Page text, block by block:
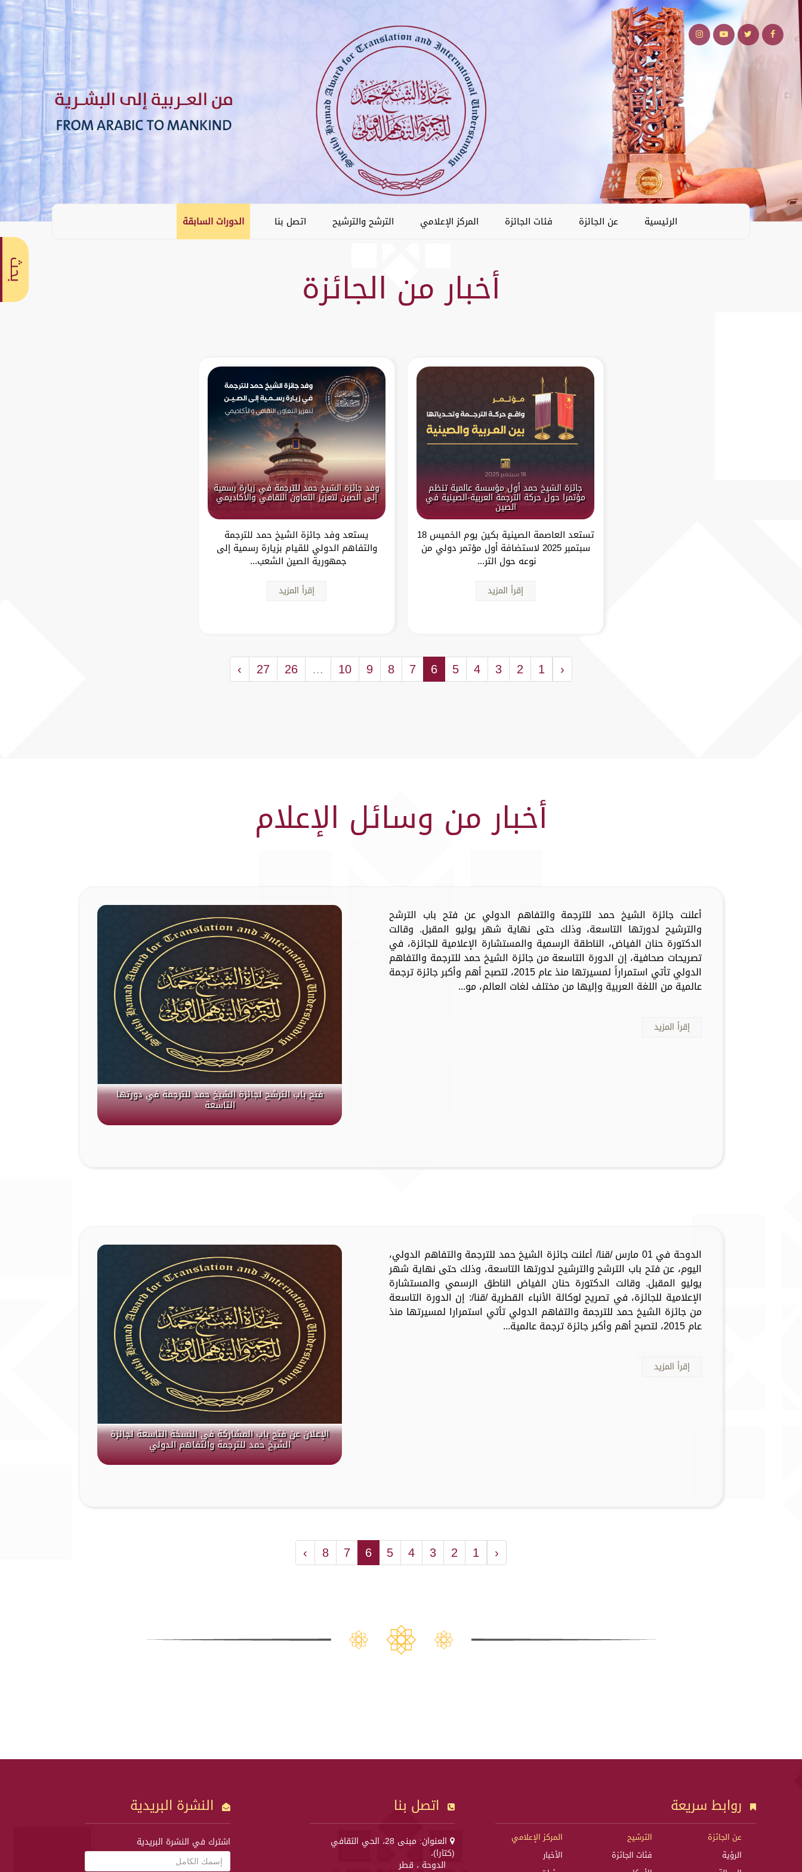
الرئيسية عن الجائزة فئات الجائزة المركز الإعلامي الترشح والترشيح اتصل بنا الدورات السابقة
أخبار من الجائزة
جائزة الشيخ حمد أول مؤسسة عالمية تنظم
مؤتمرا حول حركة الترجمة العربية-الصينية في
الصين
تستعد العاصمة الصينية بكين يوم الخميس 18
سبتمبر 2025 لاستضافة أول مؤتمر دولي من
نوعه حول التر...
إقرأ المزيد
وفد جائزة الشيخ حمد للترجمة في زيارة رسمية
إلى الصين لتعزيز التعاون الثقافي والأكاديمي
يستعد وفد جائزة الشيخ حمد للترجمة
والتفاهم الدولي للقيام بزيارة رسمية إلى
جمهورية الصين الشعب...
إقرأ المزيد
‹
1
2
3
4
5
6
7
8
9
10
...
26
27
›
أخبار من وسائل الإعلام
فتح باب الترشح لجائزة الشيخ حمد للترجمة في دورتها
التاسعة
أعلنت جائزة الشيخ حمد للترجمة والتفاهم الدولي عن فتح باب الترشح
والترشيح لدورتها التاسعة، وذلك حتى نهاية شهر يوليو المقبل. وقالت
الدكتورة حنان الفياض، الناطقة الرسمية والمستشارة الإعلامية للجائزة، في
تصريحات صحافية، إن الدورة التاسعة من جائزة الشيخ حمد للترجمة والتفاهم
الدولي تأتي استمراراً لمسيرتها منذ عام 2015، لتصبح أهم وأكبر جائزة ترجمة
عالمية من اللغة العربية وإليها من مختلف لغات العالم، مو...
إقرأ المزيد
الإعلان عن فتح باب المشاركة في النسخة التاسعة لجائزة
الشيخ حمد للترجمة والتفاهم الدولي
الدوحة في 01 مارس /قنا/ أعلنت جائزة الشيخ حمد للترجمة والتفاهم الدولي،
اليوم، عن فتح باب الترشح والترشيح لدورتها التاسعة، وذلك حتى نهاية شهر
يوليو المقبل. وقالت الدكتورة حنان الفياض الناطق الرسمي والمستشارة
الإعلامية للجائزة، في تصريح لوكالة الأنباء القطرية /قنا/: إن الدورة التاسعة
من جائزة الشيخ حمد للترجمة والتفاهم الدولي تأتي استمرارا لمسيرتها منذ
عام 2015، لتصبح أهم وأكبر جائزة ترجمة عالمية...
إقرأ المزيد
‹
1
2
3
4
5
6
7
8
›
بحث
روابط سريعة
عن الجائزة
الرؤية
الترشيح
فئات الجائزة
المركز الإعلامي
الأخبار
اتصل بنا
العنوان: مبنى 28، الحي الثقافي
(كتارا)،
الدوحة ، قطر
النشرة البريدية
اشترك في النشرة البريدية